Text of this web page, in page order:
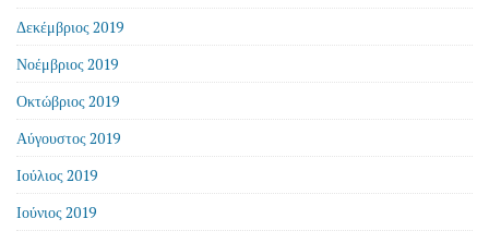
Δεκέμβριος 2019
Νοέμβριος 2019
Οκτώβριος 2019
Αύγουστος 2019
Ιούλιος 2019
Ιούνιος 2019